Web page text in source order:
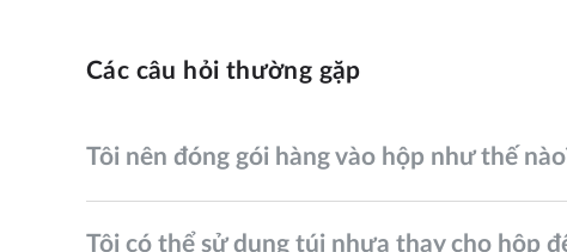
Các câu hỏi thường gặp
Tôi nên đóng gói hàng vào hộp như thế
Tôi có thể sử dụng túi nhựa thay cho hộp